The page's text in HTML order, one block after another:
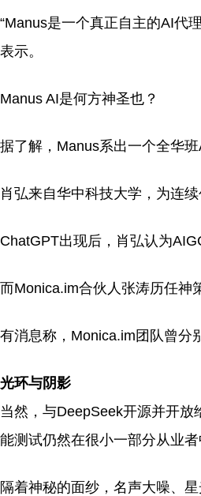
“Manus是一个真正自主的AI代
表示。
Manus AI是何方神圣也？
据了解，Manus系出一个全华
肖弘来自华中科技大学，为连
ChatGPT出现后，肖弘认为
而Monica.im合伙人张涛历任神
有消息称，Monica.im团队曾分
光环与阴影
当然，与DeepSeek开源并开
能测试仍然在很小一部分从业者
隔着神秘的面纱，名声大噪、